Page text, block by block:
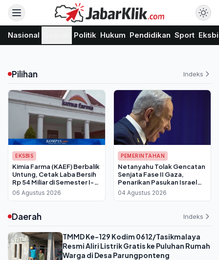
Nasional Politik Hukum Pendidikan Sport
Pilihan Indeks
EKSBIS
Kimia Farma (KAEF) Berbalik
Untung, Cetak Laba Bersih
Rp 54 Miliar di Semester I-
2026
06 Agustus 2026
PEMERINTAHAN
Netanyahu Tolak Gencatan
Senjata Fase II Gaza,
Penarikan Pasukan Israel
Batal Dilakukan
04 Agustus 2026
Daerah Indeks
TMMD Ke-129 Kodim 0612/Tasikmalaya
Resmi Aliri Listrik Gratis ke Puluhan Rumah
Warga di Desa Parungponteng